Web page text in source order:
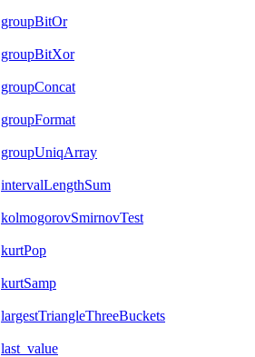
groupBitOr
groupBitXor
groupConcat
groupFormat
groupUniqArray
intervalLengthSum
kolmogorovSmirnovTest
kurtPop
kurtSamp
largestTriangleThreeBuckets
last_value